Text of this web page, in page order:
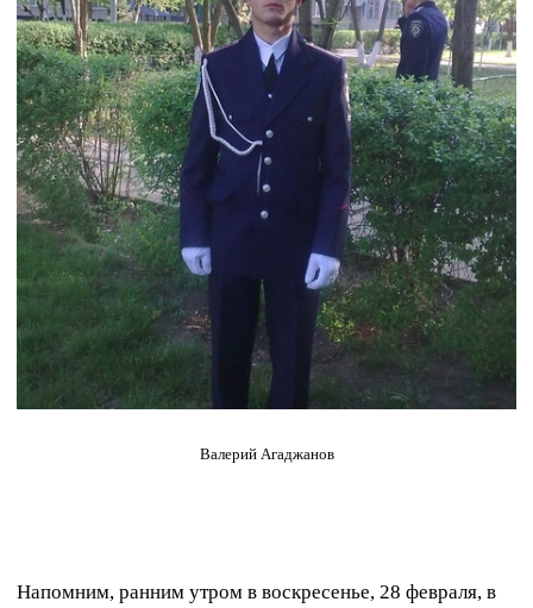
Валерий Агаджанов
Напомним, ранним утром в воскресенье, 28 февраля, в